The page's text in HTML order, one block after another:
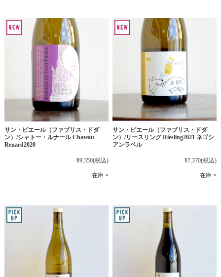
サン・ピエール（ファブリス・ドダ
ン）/シャトー・ルナール Chateau
Renard2020
¥9,350(税込)
在庫 ×
サン・ピエール（ファブリス・ドダ
ン）/リースリング Riesling2021 ネゴシ
アンラベル
¥7,370(税込)
在庫 ×